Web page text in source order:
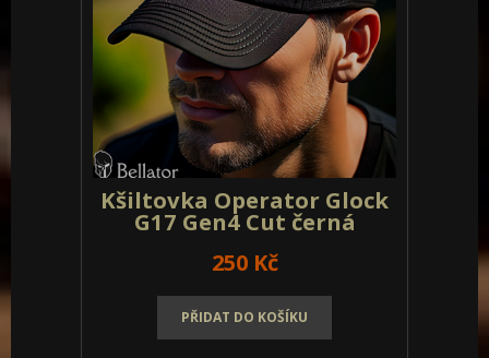
Kšiltovka Operator Glock
G17 Gen4 Cut černá
250 Kč